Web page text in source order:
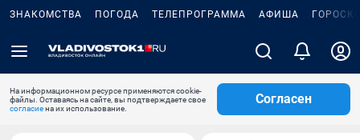
ЗНАКОМСТВА ПОГОДА ТЕЛЕПРОГРАММА АФИША
На информационном ресурсе применяются cookie-
файлы. Оставаясь на сайте, вы подтверждаете свое
согласиена их использование.
Согласен